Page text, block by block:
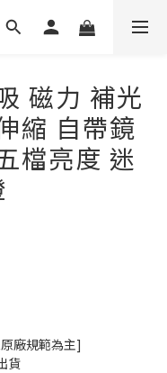
磁力 補光
縮 自帶鏡
檔亮度 迷
廠規範為主]
貨